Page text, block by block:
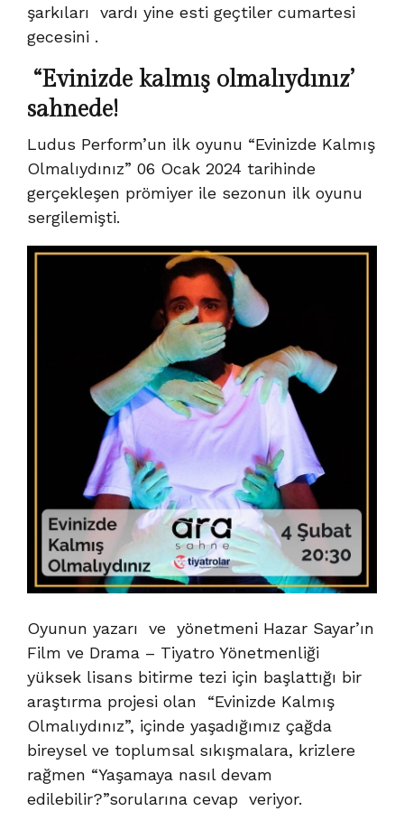
şarkıları vardı yine esti geçtiler cumartesi
gecesini .
“Evinizde kalmış olmalıydınız’
sahnede!
Ludus Perform’un ilk oyunu “Evinizde Kalmış
Olmalıydınız” 06 Ocak 2024 tarihinde
gerçekleşen prömiyer ile sezonun ilk oyunu
sergilemişti.
Oyunun yazarı ve yönetmeni Hazar Sayar’ın
Film ve Drama – Tiyatro Yönetmenliği
yüksek lisans bitirme tezi için başlattığı bir
araştırma projesi olan “Evinizde Kalmış
Olmalıydınız”, içinde yaşadığımız çağda
bireysel ve toplumsal sıkışmalara, krizlere
rağmen “Yaşamaya nasıl devam
edilebilir?”sorularına cevap veriyor.